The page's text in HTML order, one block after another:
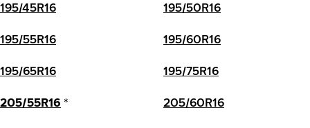
195/45R16 195/50R16
195/55R16 195/60R16
195/65R16 195/75R16
205/55R16 * 205/60R16